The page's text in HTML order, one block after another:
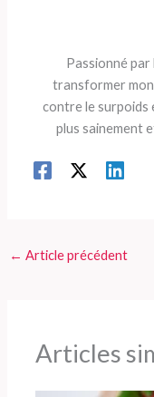
Passionné
transformer
contre le surpoids
plus sainement
← Article précédent
Articles